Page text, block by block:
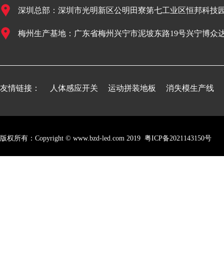
深圳总部：深圳市光明新区公明田寮第七工业区恒邦科技
梅州生产基地：广东省梅州兴宁市泥坡东路19号兴宁博众
友情链接： 人体感应开关 运动拼装地板 消失模生产线
版权所有：Copyright © www.bzd-led.com 2019 粤ICP备2021143150号